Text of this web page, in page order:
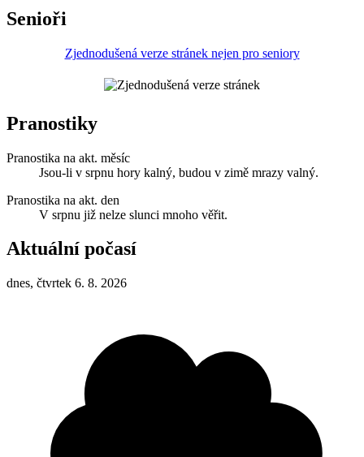
Senioři
Zjednodušená verze stránek nejen pro seniory
Pranostiky
Pranostika na akt. měsíc
Jsou-li v srpnu hory kalný, budou v zimě mrazy valný.
Pranostika na akt. den
V srpnu již nelze slunci mnoho věřit.
Aktuální počasí
dnes, čtvrtek 6. 8. 2026